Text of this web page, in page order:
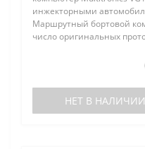
инжекторными
Маршрутный бортовой
число оригинальных
НЕТ В